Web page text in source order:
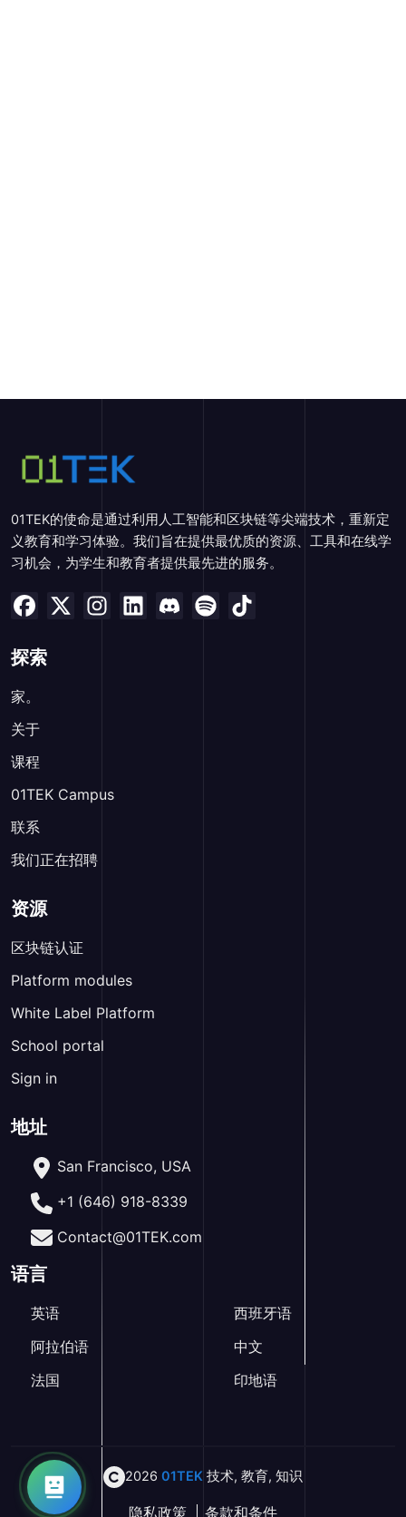
01TEK的使命是通过利用人工智能和区块链等尖端技术，重新定
义教育和学习体验。我们旨在提供最优质的资源、工具和在线学
习机会，为学生和教育者提供最先进的服务。
探索
家。
关于
课程
01TEK Campus
联系
我们正在招聘
资源
区块链认证
Platform modules
White Label Platform
School portal
Sign in
地址
San Francisco, USA
+1 (646) 918-8339
Contact@01TEK.com
语言
英语
阿拉伯语
法国
西班牙语
中文
印地语
2026 01TEK 技术, 教育, 知识
隐私政策 条款和条件